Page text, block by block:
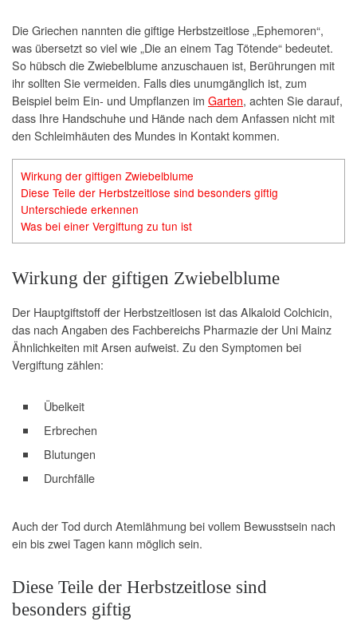
Die Griechen nannten die giftige Herbstzeitlose „Ephemoren“,
was übersetzt so viel wie „Die an einem Tag Tötende“ bedeutet.
So hübsch die Zwiebelblume anzuschauen ist, Berührungen mit
ihr sollten Sie vermeiden. Falls dies unumgänglich ist, zum
Beispiel beim Ein- und Umpflanzen im Garten, achten Sie darauf,
dass Ihre Handschuhe und Hände nach dem Anfassen nicht mit
den Schleimhäuten des Mundes in Kontakt kommen.
Wirkung der giftigen Zwiebelblume
Diese Teile der Herbstzeitlose sind besonders giftig
Unterschiede erkennen
Was bei einer Vergiftung zu tun ist
Wirkung der giftigen Zwiebelblume
Der Hauptgiftstoff der Herbstzeitlosen ist das Alkaloid Colchicin,
das nach Angaben des Fachbereichs Pharmazie der Uni Mainz
Ähnlichkeiten mit Arsen aufweist. Zu den Symptomen bei
Vergiftung zählen:
Übelkeit
Erbrechen
Blutungen
Durchfälle
Auch der Tod durch Atemlähmung bei vollem Bewusstsein nach
ein bis zwei Tagen kann möglich sein.
Diese Teile der Herbstzeitlose sind
besonders giftig